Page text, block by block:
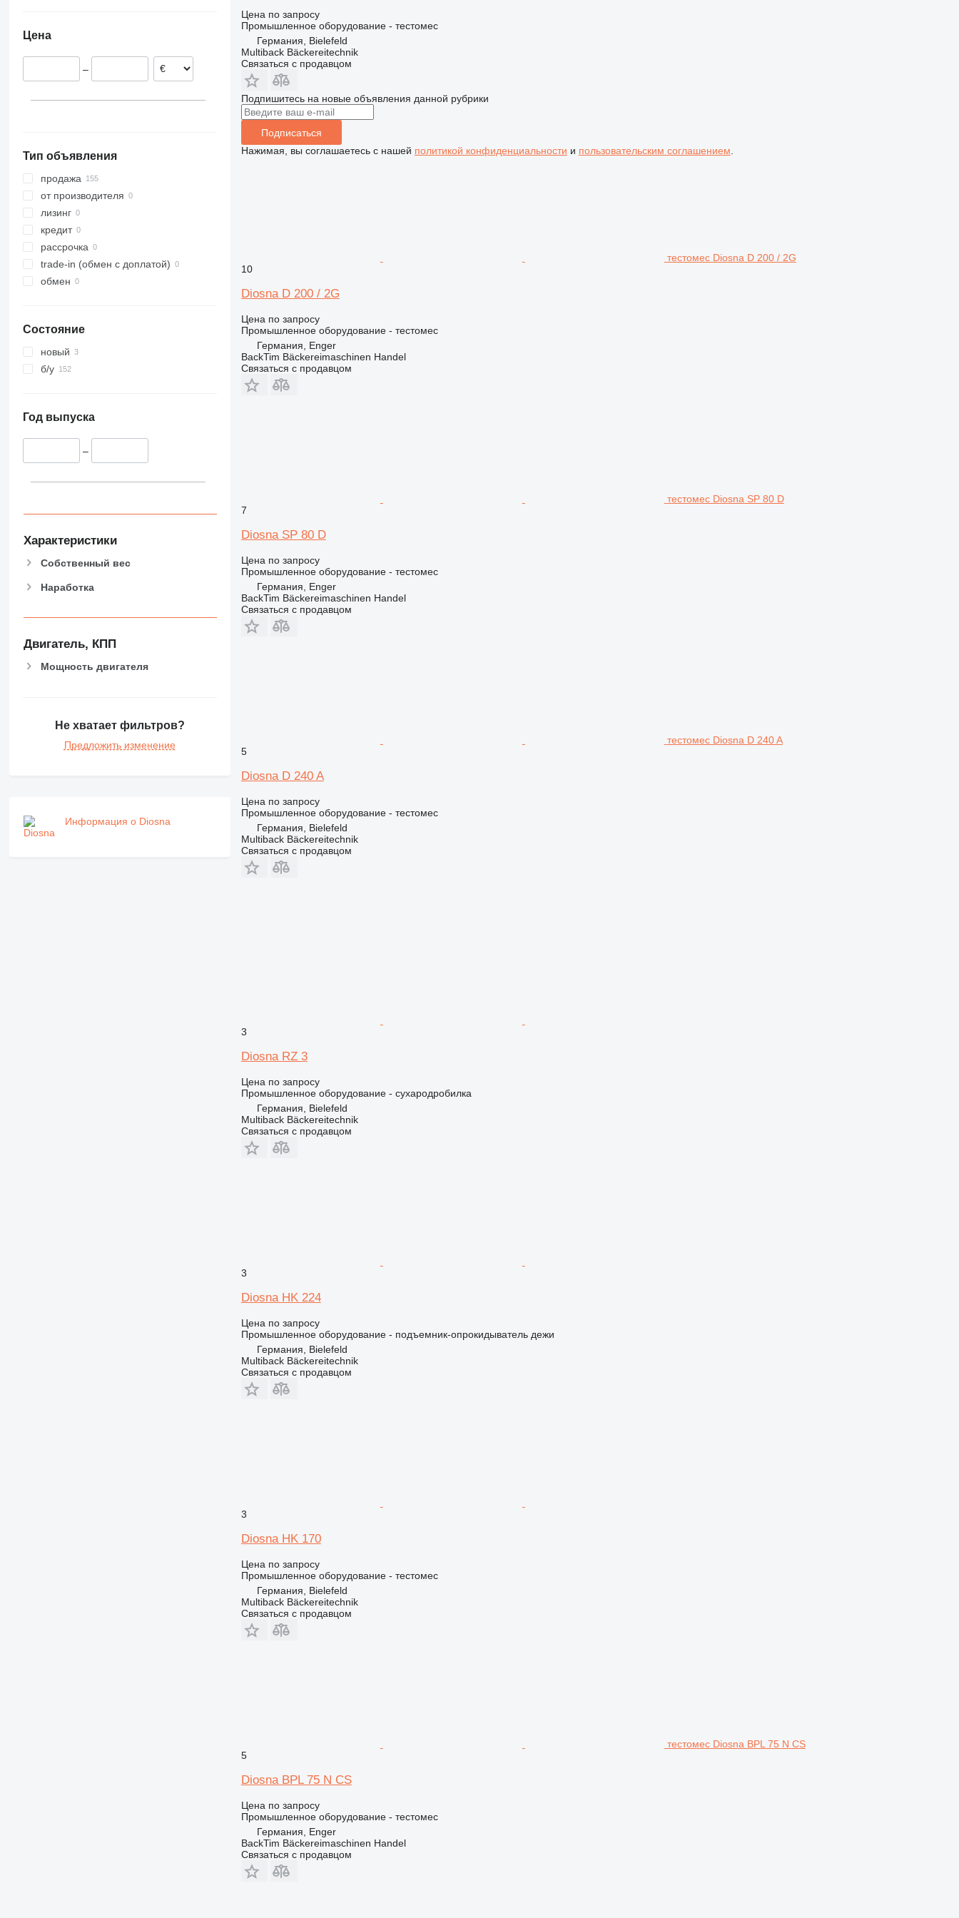
Хорватия
Польша
Цена
–
Тип объявления
продажа
от производителя
лизинг
кредит
рассрочка
trade-in (обмен с доплатой)
обмен
Состояние
новый
б/у
Год выпуска
–
Характеристики
Собственный вес
Наработка
Двигатель, КПП
Мощность двигателя
Не хватает фильтров?
Предложить изменение
Информация о Diosna
Цена по запросу
Промышленное оборудование - тестомес
Германия, Bielefeld
Multiback Bäckereitechnik
Связаться с продавцом
Подпишитесь на новые объявления данной рубрики
Подписаться
Нажимая, вы соглашаетесь с нашей политикой конфиденциальности и пользовательским соглашением
тестомес Diosna D 200 / 2G
10
Diosna D 200 / 2G
Цена по запросу
Промышленное оборудование - тестомес
Германия, Enger
BackTim Bäckereimaschinen Handel
Связаться с продавцом
тестомес Diosna SP 80 D
7
Diosna SP 80 D
Цена по запросу
Промышленное оборудование - тестомес
Германия, Enger
BackTim Bäckereimaschinen Handel
Связаться с продавцом
тестомес Diosna D 240 A
5
Diosna D 240 A
Цена по запросу
Промышленное оборудование - тестомес
Германия, Bielefeld
Multiback Bäckereitechnik
Связаться с продавцом
3
Diosna RZ 3
Цена по запросу
Промышленное оборудование - сухародробилка
Германия, Bielefeld
Multiback Bäckereitechnik
Связаться с продавцом
3
Diosna HK 224
Цена по запросу
Промышленное оборудование - подъемник-опрокидыватель дежи
Германия, Bielefeld
Multiback Bäckereitechnik
Связаться с продавцом
3
Diosna HK 170
Цена по запросу
Промышленное оборудование - тестомес
Германия, Bielefeld
Multiback Bäckereitechnik
Связаться с продавцом
тестомес Diosna BPL 75 N CS
5
Diosna BPL 75 N CS
Цена по запросу
Промышленное оборудование - тестомес
Германия, Enger
BackTim Bäckereimaschinen Handel
Связаться с продавцом